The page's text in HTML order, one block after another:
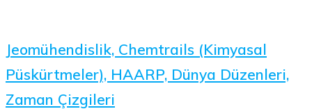
Jeomühendislik, Chemtrails (Kimyasal
Püskürtmeler), HAARP, Dünya Düzenleri,
Zaman Çizgileri